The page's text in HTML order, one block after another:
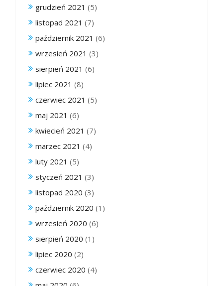
grudzień 2021 (5)
listopad 2021 (7)
październik 2021 (6)
wrzesień 2021 (3)
sierpień 2021 (6)
lipiec 2021 (8)
czerwiec 2021 (5)
maj 2021 (6)
kwiecień 2021 (7)
marzec 2021 (4)
luty 2021 (5)
styczeń 2021 (3)
listopad 2020 (3)
październik 2020 (1)
wrzesień 2020 (6)
sierpień 2020 (1)
lipiec 2020 (2)
czerwiec 2020 (4)